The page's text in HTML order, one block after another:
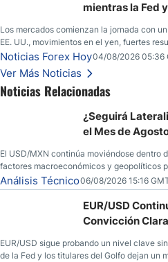
mientras la Fed
Los mercados comienzan la jornada con
EE. UU., movimientos en el yen, fuertes
seguridad en Bitcoin y nuevas señales
Noticias Forex Hoy04/08/2026 05:36
Ver Más Noticias
Noticias Relacionadas
¿Seguirá
el Mes de
El USD/MXN continúa moviéndose dentro
factores macroeconómicos y geopolíticos
dominado al mercado en las últimas
Análisis Técnico06/08/2026 15:16
EUR/USD
Convicción Clara
EUR/USD sigue probando un nivel clave
de la Fed y los titulares del Golfo dejan un